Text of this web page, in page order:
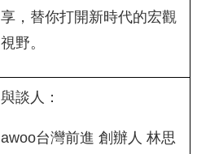
享，替你打開新時代的宏觀
視野。
與談人：
awoo台灣前進 創辦人 林思